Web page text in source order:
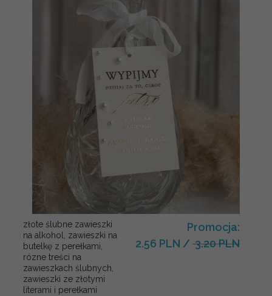
złote ślubne zawieszki
na alkohol, zawieszki na
butelkę z perełkami,
rózne treści na
zawieszkach ślubnych,
zawieszki ze złotymi
literami i perełkami
Promocja:
2.56 PLN / 3.20 PLN